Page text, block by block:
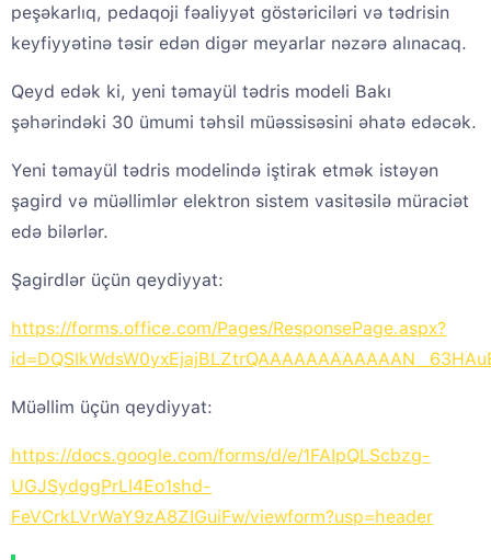
peşəkarlıq, pedaqoji fəaliyyət göstəriciləri və tədrisin
keyfiyyətinə təsir edən digər meyarlar nəzərə alınacaq.
Qeyd edək ki, yeni təmayül tədris modeli Bakı
şəhərindəki 30 ümumi təhsil müəssisəsini əhatə edəcək.
Yeni təmayül tədris modelində iştirak etmək istəyən
şagird və müəllimlər elektron sistem vasitəsilə müraciət
edə bilərlər.
Şagirdlər üçün qeydiyyat:
https://forms.office.com/Pages/ResponsePage.aspx?
Müəllim üçün qeydiyyat:
https://docs.google.com/forms/d/e/1FAIpQLScbzg-
UGJSydggPrLl4Eo1shd-
FeVCrkLVrWaY9zA8ZIGuiFw/viewform?usp=header